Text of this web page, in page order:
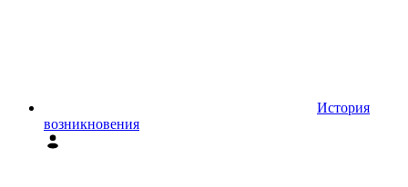
История
возникновения